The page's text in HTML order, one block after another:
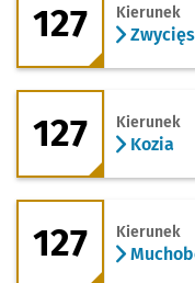
127 Kierunek
127 - kierunek
127 Kierunek
Kozia
127 - kierunek
127 Kierunek